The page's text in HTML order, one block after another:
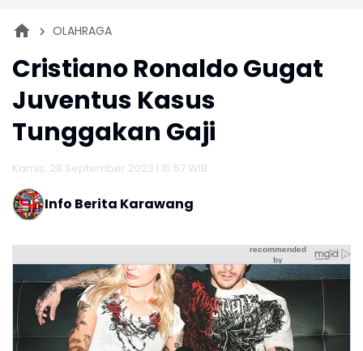
OLAHRAGA
Cristiano Ronaldo Gugat
Juventus Kasus
Tunggakan Gaji
Kamis, 28 September 2023 | 15:57 WIB
Info Berita Karawang